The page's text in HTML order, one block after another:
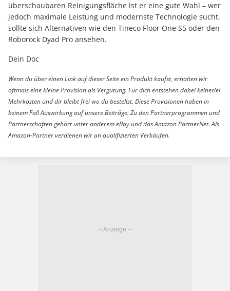
überschaubaren Reinigungsfläche ist er eine gute Wahl – wer
jedoch maximale Leistung und modernste Technologie sucht,
sollte sich Alternativen wie den Tineco Floor One S5 oder den
Roborock Dyad Pro ansehen.
Dein Doc
Wenn du über einen Link auf dieser Seite ein Produkt kaufst, erhalten wir
oftmals eine kleine Provision als Vergütung. Für dich entstehen dabei keinerlei
Mehrkosten und dir bleibt frei wo du bestellst. Diese Provisionen haben in
keinem Fall Auswirkung auf unsere Beiträge. Zu den Partnerprogrammen und
Partnerschaften gehört unter anderem eBay und das Amazon PartnerNet. Als
Amazon-Partner verdienen wir an qualifizierten Verkäufen.